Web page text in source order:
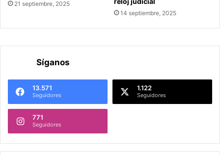
21 septiembre, 2025
14 septiembre, 2025
Síganos
13.571
Seguidores
1.122
Seguidores
771
Seguidores